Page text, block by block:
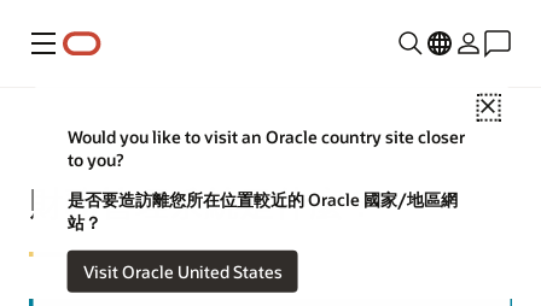
功能表
Close
Would you like to visit an Oracle country site closer
to you?
是否要造訪離您所在位置較近的 Oracle 國家/地區網
站？
Visit Oracle United States
財務管理系統是什麼？